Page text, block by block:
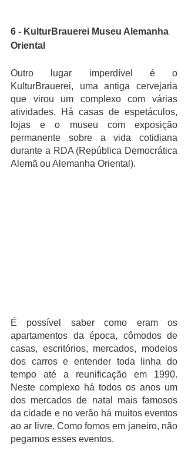
6 - KulturBrauerei Museu Alemanha
Oriental
Outro lugar imperdível é o
KulturBrauerei, uma antiga cervejaria
que virou um complexo com várias
atividades. Há casas de espetáculos,
lojas e o museu com exposição
permanente sobre a vida cotidiana
durante a RDA (República Democrática
Alemã ou Alemanha Oriental).
É possível saber como eram os
apartamentos da época, cômodos de
casas, escritórios, mercados, modelos
dos carros e entender toda linha do
tempo até a reunificação em 1990.
Neste complexo há todos os anos um
dos mercados de natal mais famosos
da cidade e no verão há muitos eventos
ao ar livre. Como fomos em janeiro, não
pegamos esses eventos.